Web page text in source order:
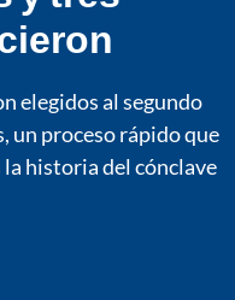
elegidos al segundo
un proceso rápido que
la historia del cónclave